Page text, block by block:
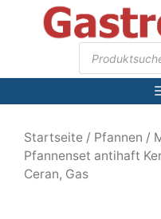
Products
search
Startseite / Pfannen /
Pfannenset antihaft
Ceran, Gas